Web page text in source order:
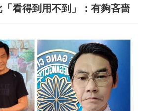
看得到用不到」：有夠吝嗇